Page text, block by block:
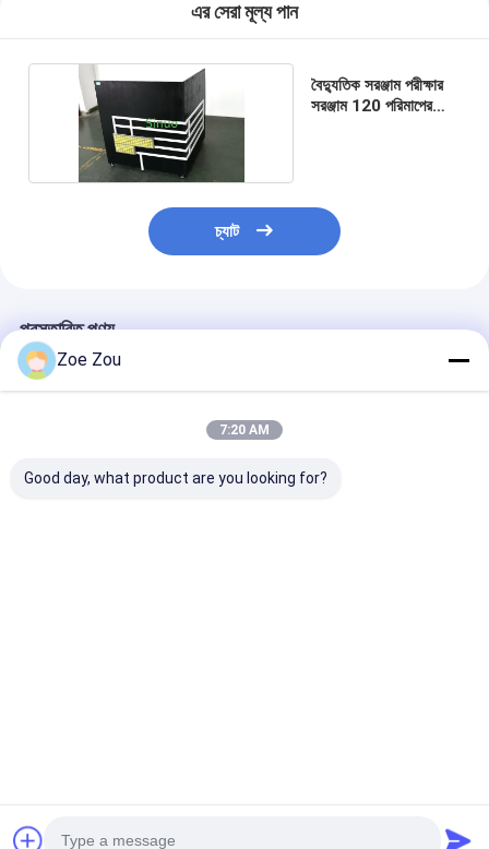
জল ইনগ্রিজ টেস্টিং সরঞ্জাম
পরিবেশগত পরীক্ষা চেম্বার
দাহ্যতা টেস্ট চেম্বার
MCB পরীক্ষার যন্ত্র
IEC 62368 পরীক্ষার সরঞ্জাম
এর সেরা মূল্য পান
বৈদ্যুতিক সরঞ্জাম পরীক্ষার
সরঞ্জাম 120 পরিমাপের
চ্যাট
প্রস্তাবিত পণ্য
Zoe Zou
7:20 AM
Good day, what product are you looking for?